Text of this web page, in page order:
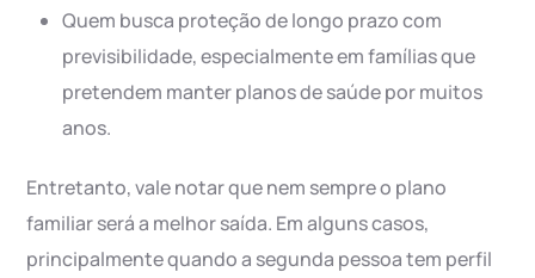
Quem busca proteção de longo prazo com
previsibilidade, especialmente em famílias que
pretendem manter planos de saúde por muitos
anos.
Entretanto, vale notar que nem sempre o plano
familiar será a melhor saída. Em alguns casos,
principalmente quando a segunda pessoa tem perfil